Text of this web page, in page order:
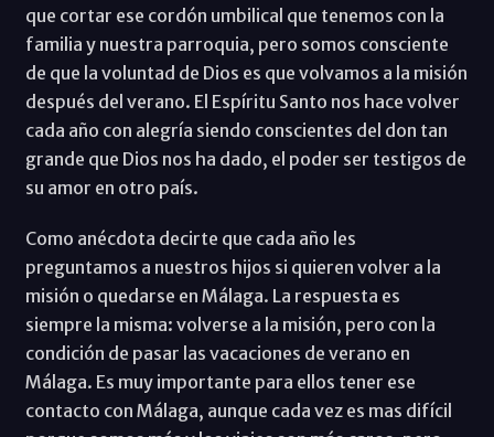
que cortar ese cordón umbilical que tenemos con la
familia y nuestra parroquia, pero somos consciente
de que la voluntad de Dios es que volvamos a la misión
después del verano. El Espíritu Santo nos hace volver
cada año con alegría siendo conscientes del don tan
grande que Dios nos ha dado, el poder ser testigos de
su amor en otro país.
Como anécdota decirte que cada año les
preguntamos a nuestros hijos si quieren volver a la
misión o quedarse en Málaga. La respuesta es
siempre la misma: volverse a la misión, pero con la
condición de pasar las vacaciones de verano en
Málaga. Es muy importante para ellos tener ese
contacto con Málaga, aunque cada vez es mas difícil